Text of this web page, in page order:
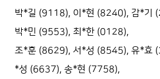
박*길 (9118), 이*현 (8240), 감*기
박*민 (9553), 최*한 (0128),
조*훈 (8629), 서*성 (8545), 유*효
*성 (6637), 송*현 (7758),